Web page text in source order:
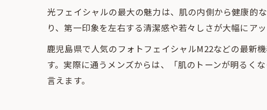
光フェイシャルの最大の魅力は、肌の内側から健康的
り、第一印象を左右する清潔感や若々しさが大幅にアッ
鹿児島県で人気のフォトフェイシャルM22などの最新
す。実際に通うメンズからは、「肌のトーンが明るく
言えます。